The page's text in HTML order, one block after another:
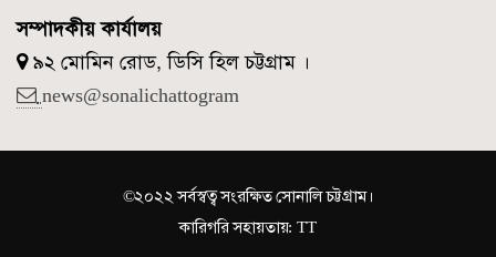
সম্পাদকীয় কার্যালয়
৯২ মোমিন রোড, ডিসি হিল চট্টগ্রাম ।
news@sonalichattogram
©২০২২ সর্বস্বত্ব সংরক্ষিত সোনালি চট্টগ্রাম।
কারিগরি সহায়তায়: TT